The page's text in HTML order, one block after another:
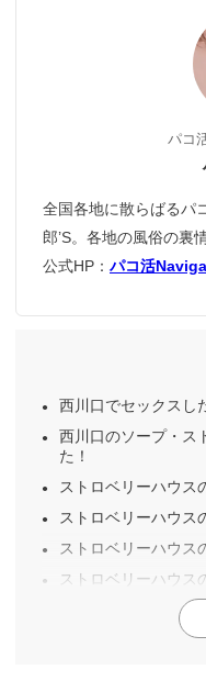
パコ
全国各地に散らばるパ
郎’S。各地の風俗の裏
公式HP： パコ活
西川口でセックスし
西川口のソープ・ス
た！
ストロベリーハウス
ストロベリーハウス
ストロベリーハウス
ストロベリーハウス